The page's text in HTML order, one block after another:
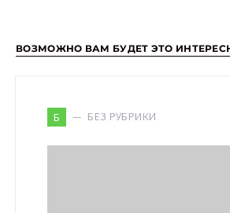
ВОЗМОЖНО ВАМ БУДЕТ ЭТО
Б БЕЗ РУБРИКИ